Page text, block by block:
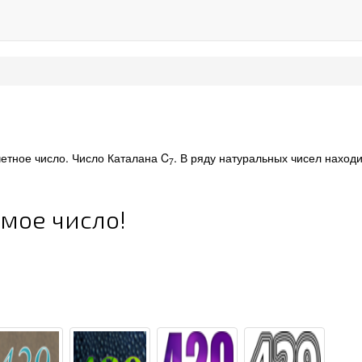
число. Число Каталана C7. В ряду натуральных чисел
число!